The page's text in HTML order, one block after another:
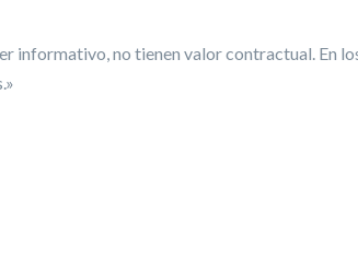
informativo, no tienen valor contractual. En